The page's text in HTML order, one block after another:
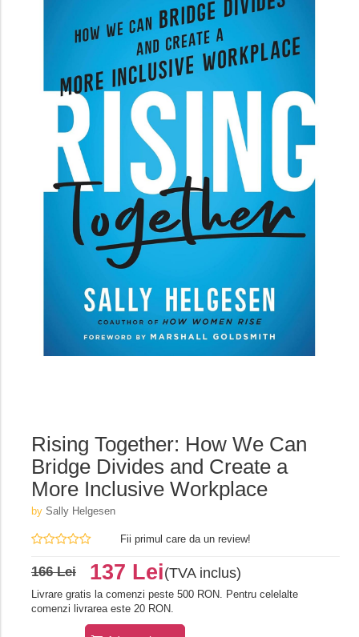
Rising Together: How We Can
Bridge Divides and Create a
More Inclusive Workplace
by Sally Helgesen
Fii primul care da un review!
166 Lei 137 Lei(TVA inclus)
Livrare gratis la comenzi peste 500 RON. Pentru celelalte
comenzi livrarea este 20 RON.